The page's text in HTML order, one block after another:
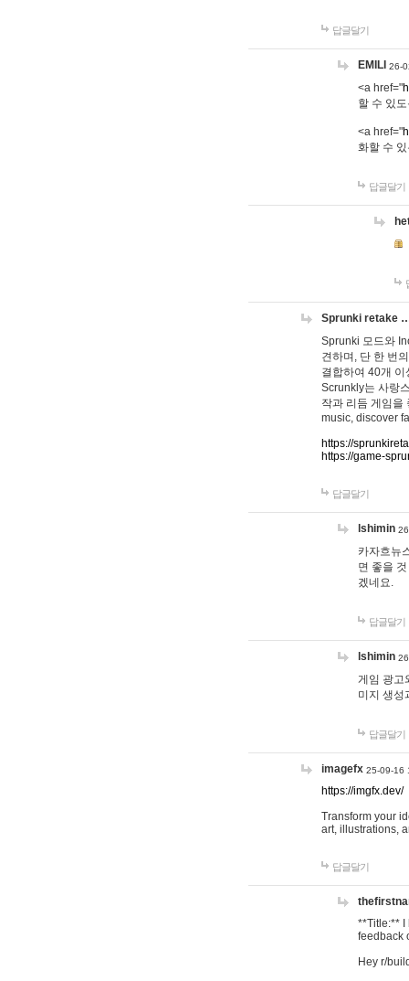
답글달기
EMILI 26-
<a href="
할 수 있
<a href="
화할 수
답글달기
Sprunki retake
Sprunki 모드와
견하며, 단 한 번
결합하여 40개
Scrunkly는 사랑
작과 리듬 게임을
music, discover
https://
https://game-
답글달기
lshimin
카자흐뉴
면 좋을
겠네요.
답글달기
lshimin
게임 광고
미지 생성
답글달기
imagefx 25-09-16
https://imgfx.dev/
Transform your
art, illustrations,
답글달기
**Title:** I
feedback
Hey r/